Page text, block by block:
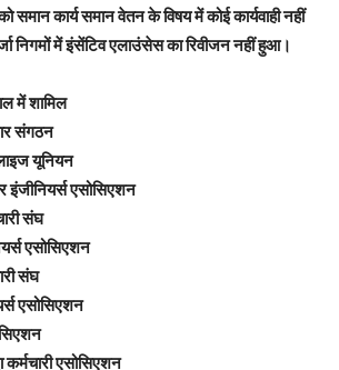
समान कार्य समान वेतन के विषय में कोई कार्यवाही नहीं
निगमों में इंसेंटिव एलाउंसेस का रिवीजन नहीं हुआ।
में शामिल
संगठन
यूनियन
इंजीनियर्स एसोसिएशन
संघ
एसोसिएशन
संघ
एसोसिएशन
कर्मचारी एसोसिएशन